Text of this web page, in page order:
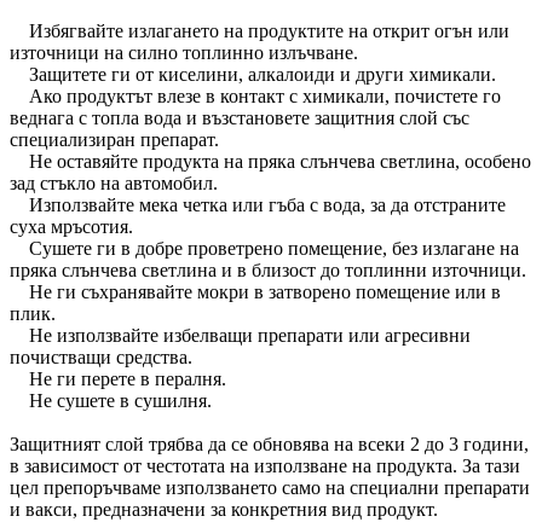
Избягвайте излагането на продуктите на открит огън или
източници на силно топлинно излъчване.
Защитете ги от киселини, алкалоиди и други химикали.
Ако продуктът влезе в контакт с химикали, почистете го
веднага с топла вода и възстановете защитния слой със
специализиран препарат.
Не оставяйте продукта на пряка слънчева светлина, особено
зад стъкло на автомобил.
Използвайте мека четка или гъба с вода, за да отстраните
суха мръсотия.
Сушете ги в добре проветрено помещение, без излагане на
пряка слънчева светлина и в близост до топлинни източници.
Не ги съхранявайте мокри в затворено помещение или в
плик.
Не използвайте избелващи препарати или агресивни
почистващи средства.
Не ги перете в пералня.
Не сушете в сушилня.
Защитният слой трябва да се обновява на всеки 2 до 3 години,
в зависимост от честотата на използване на продукта. За тази
цел препоръчваме използването само на специални препарати
и вакси, предназначени за конкретния вид продукт.